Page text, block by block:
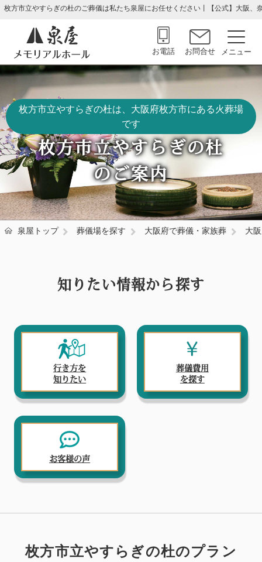
枚方市立やすらぎの杜のご葬儀は私たち泉屋にお任せください丨【公式】大阪
お電話 お問合せ
枚方市立やすらぎの杜は、大阪府枚方市にある火葬場
です
枚方市立やすらぎの杜
のご案内
泉屋トップ 葬儀場を探す 大阪府で葬儀・家族葬 大
知りたい情報から探す
行き方を
知りたい
葬儀費用
を探す
お客様の声
枚方市立やすらぎの杜のプラン